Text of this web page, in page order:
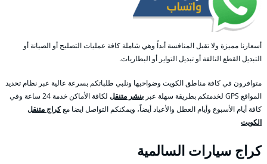
أسعارنا مميزة ولا تقبل المنافسة أبداً وهي شاملة كافة عمليات التصليح أو الصيانة أو
التبديل القطع التالفة أو تبديل التواير أو البطاريات.
متوافرون في كافة مناطق الكويت وضواحيها ونلبي طلباتكم بسرعة عالية عبر نظام تحديد
المواقع GPS لخدمتكم بطريقة سهلة عبر
بنشر متنقل
لكافة الأماكن خدمة 24 ساعة وفي
كافة أيام الأسبوع وأيام العطل والأعياد أيضاً، ويمكنكم التواصل ايضا معكراج متنقل
الكويت
كراج سيارات السالمية